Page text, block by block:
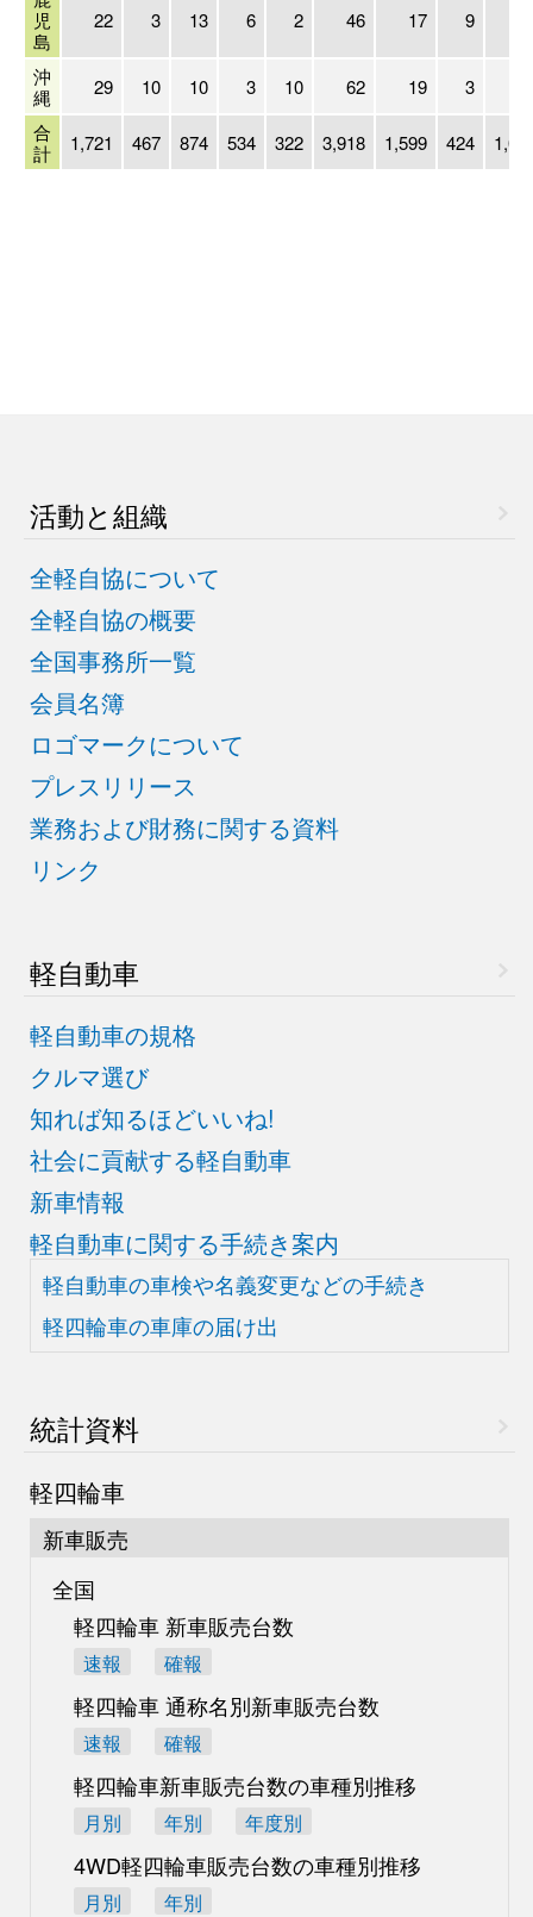
児
島
22 3 13 6 2 46 17 9
沖
縄
29 10 10 3 10 62 19 3
合
計
1,721 467 874 534 322 3,918 1,599 424
活動と組織
全軽自協について
全軽自協の概要
全国事務所一覧
会員名簿
ロゴマークについて
プレスリリース
業務および財務に関する資料
リンク
軽自動車
軽自動車の規格
クルマ選び
知れば知るほどいいね!
社会に貢献する軽自動車
新車情報
軽自動車に関する手続き案内
軽自動車の車検や名義変更などの手続き
軽四輪車の車庫の届け出
統計資料
軽四輪車
新車販売
全国
軽四輪車 新車販売台数
速報 確報
軽四輪車 通称名別新車販売台数
速報 確報
軽四輪車新車販売台数の車種別推移
月別 年別 年度別
4WD軽四輪車販売台数の車種別推移
月別 年別